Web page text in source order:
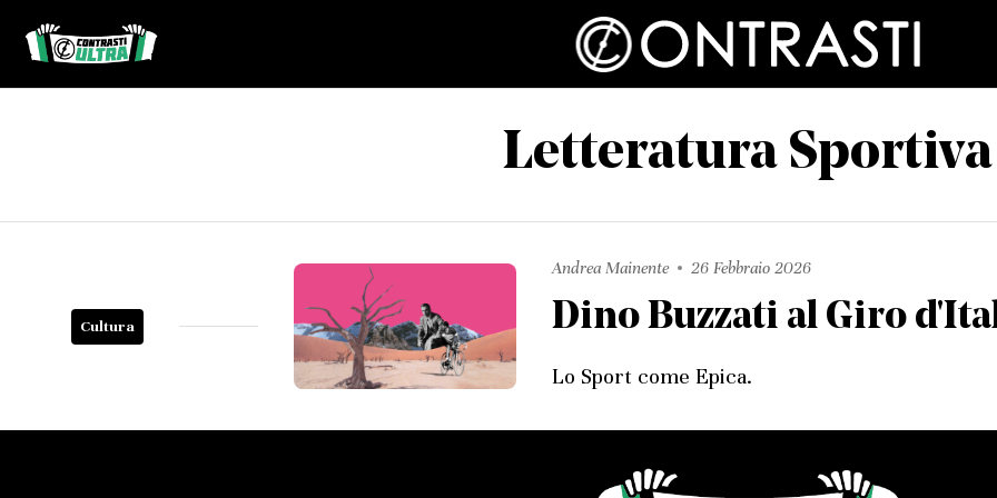
Letteratura Sportiva
Cultura
Andrea Mainente 26 Febbraio 2026
Dino Buzzati al Giro
Lo Sport come Epica.